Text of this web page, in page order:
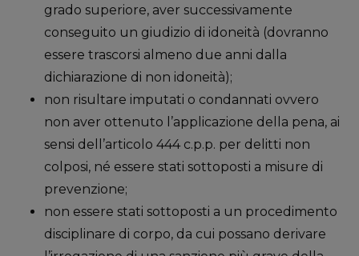
grado superiore, aver successivamente
conseguito un giudizio di idoneità (dovranno
essere trascorsi almeno due anni dalla
dichiarazione di non idoneità);
non risultare imputati o condannati ovvero
non aver ottenuto l’applicazione della pena, ai
sensi dell’articolo 444 c.p.p. per delitti non
colposi, né essere stati sottoposti a misure di
prevenzione;
non essere stati sottoposti a un procedimento
disciplinare di corpo, da cui possano derivare